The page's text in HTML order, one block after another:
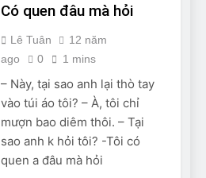
Có quen đâu mà hỏi
Lê Tuân
12 năm
ago
0 1 mins
– Này, tại sao anh lại thò tay
vào túi áo tôi? – À, tôi chỉ
mượn bao diêm thôi. – Tại
sao anh k hỏi tôi? -Tôi có
quen a đâu mà hỏi